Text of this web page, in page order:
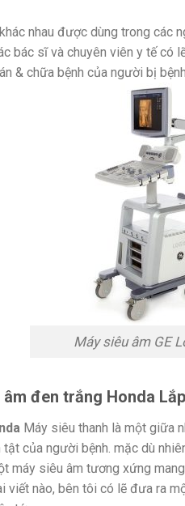
nhau được dùng trong các
bác sĩ và chuyên viên y tế có
& chữa bệnh của người bị bệnh.
Máy siêu âm GE
âm đen trắng Honda
Máy siêu thanh là một giữa
của người bệnh. mặc dù
máy siêu âm tương xứng
viết nào, bên tôi có lẽ đưa ra